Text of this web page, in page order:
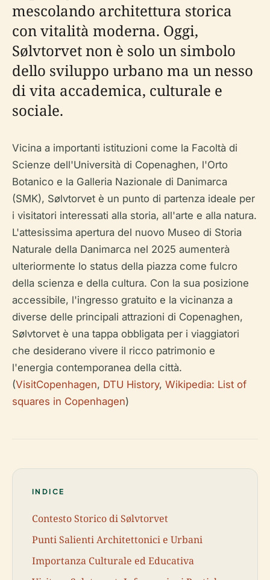
mescolando architettura storica
con vitalità moderna. Oggi,
Sølvtorvet non è solo un simbolo
dello sviluppo urbano ma un nesso
di vita accademica, culturale e
sociale.
Vicina a importanti istituzioni come la Facoltà di
Scienze dell'Università di Copenaghen, l'Orto
Botanico e la Galleria Nazionale di Danimarca
(SMK), Sølvtorvet è un punto di partenza ideale per
i visitatori interessati alla storia, all'arte e alla natura.
L'attesissima apertura del nuovo Museo di Storia
Naturale della Danimarca nel 2025 aumenterà
ulteriormente lo status della piazza come fulcro
della scienza e della cultura. Con la sua posizione
accessibile, l'ingresso gratuito e la vicinanza a
diverse delle principali attrazioni di Copenaghen,
Sølvtorvet è una tappa obbligata per i viaggiatori
che desiderano vivere il ricco patrimonio e
l'energia contemporanea della città.
(VisitCopenhagen, DTU History, Wikipedia: List of
squares in Copenhagen)
INDICE
Contesto Storico di Sølvtorvet
Punti Salienti Architettonici e Urbani
Importanza Culturale ed Educativa